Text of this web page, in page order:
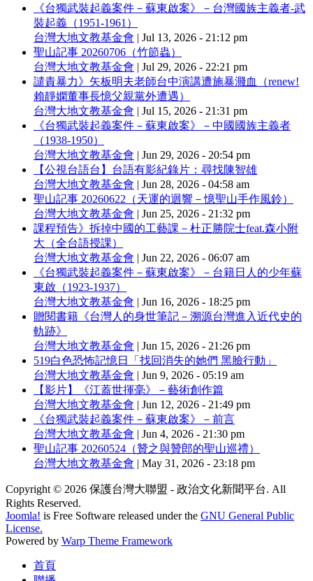
《台獨武裝起義案件－蘇東啟案》－台灣國族主義者-武
裝起義（1951-1961）
台灣大地文教基金會 | Jul 13, 2026 - 21:12 pm
聖山記事 20260706（竹節蟲）
台灣大地文教基金會 | Jul 29, 2026 - 22:21 pm
譴責暴力》矢板明夫老師台中演講遭施暴濺血（renew!
賴靜嫻董事長憶父親黨外遭遇）
台灣大地文教基金會 | Jul 15, 2026 - 21:31 pm
《台獨武裝起義案件－蘇東啟案》－中國國族主義者
（1938-1950）
台灣大地文教基金會 | Jun 29, 2026 - 20:54 pm
【公視台語台】台語有影紀錄片：尋找陳智雄
台灣大地文教基金會 | Jun 28, 2026 - 04:58 am
聖山記事 20260622（天運的迴響－憶聖山手作風鈴）
台灣大地文教基金會 | Jun 25, 2026 - 21:32 pm
課程預告》拆掉中國的工藝課－杜正勝院士feat.森小附
大（全台語授課）
台灣大地文教基金會 | Jun 22, 2026 - 06:07 am
《台獨武裝起義案件－蘇東啟案》－台籍日人的少年蘇
東啟（1923-1937）
台灣大地文教基金會 | Jun 16, 2026 - 18:25 pm
贈閱書籍《台灣人的身世筆記－溯源台灣進入近代史的
軌跡》
台灣大地文教基金會 | Jun 15, 2026 - 21:26 pm
519白色恐怖記憶日「找回消失的她們 黑臉行動」
台灣大地文教基金會 | Jun 9, 2026 - 05:19 am
【影片】《江蓋世揮毫》－藝術創作篇
台灣大地文教基金會 | Jun 12, 2026 - 21:49 pm
《台獨武裝起義案件－蘇東啟案》－前言
台灣大地文教基金會 | Jun 4, 2026 - 21:30 pm
聖山記事 20260524（贊之與贊郎的聖山巡禮）
台灣大地文教基金會 | May 31, 2026 - 23:18 pm
Copyright © 2026 保護台灣大聯盟 - 政治文化新聞平台. All
Rights Reserved.
Joomla! is Free Software released under the GNU General Public
License.
Powered by Warp Theme Framework
首頁